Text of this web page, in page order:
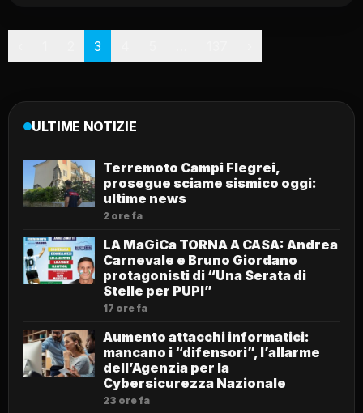
Paginazione
3
ULTIME NOTIZIE
Terremoto Campi Flegrei,
prosegue sciame sismico oggi:
ultime news
2 ore fa
LA MaGiCa TORNA A CASA: Andrea
Carnevale e Bruno Giordano
protagonisti di “Una Serata di
Stelle per PUPI”
17 ore fa
Aumento attacchi informatici:
mancano i “difensori”, l’allarme
dell’Agenzia per la
Cybersicurezza Nazionale
23 ore fa